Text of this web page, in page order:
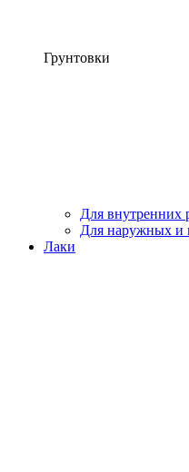
Грунтовки
Для внутренних
Для наружных и
Лаки